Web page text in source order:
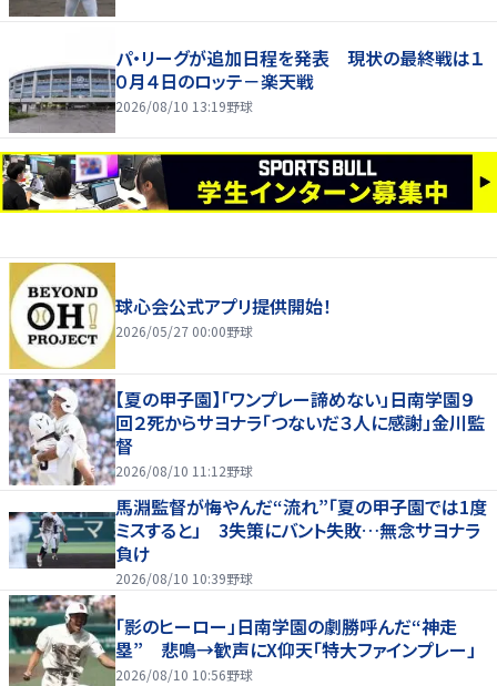
パ・リーグが追加日程を発表 現状の最終戦は１
０月４日のロッテ－楽天戦
2026/08/10 13:19野球
球心会公式アプリ提供開始！
2026/05/27 00:00野球
【夏の甲子園】「ワンプレー諦めない」日南学園９
回２死からサヨナラ「つないだ３人に感謝」金川監
督
2026/08/10 11:12野球
馬淵監督が悔やんだ“流れ”「夏の甲子園では1度
ミスすると」 3失策にバント失敗…無念サヨナラ
負け
2026/08/10 10:39野球
「影のヒーロー」日南学園の劇勝呼んだ“神走
塁” 悲鳴→歓声にX仰天「特大ファインプレー」
2026/08/10 10:56野球